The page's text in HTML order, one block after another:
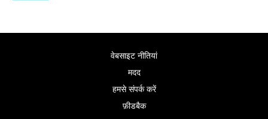
वेबसाइट नीतियां
मदद
हमसे संपर्क करें
फ़ीडबैक